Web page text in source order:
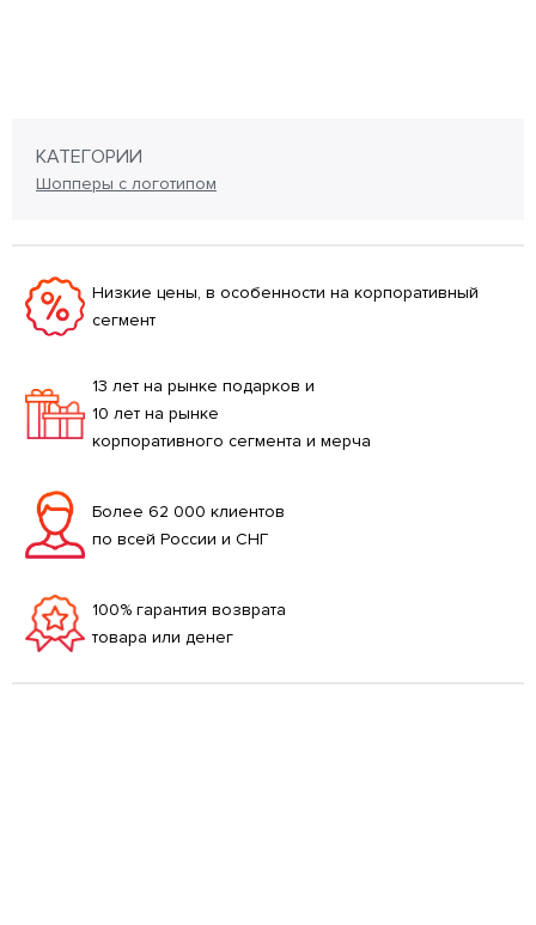
КАТЕГОРИИ
Шопперы с логотипом
Низкие цены, в особенности на корпоративный
сегмент
13 лет на рынке подарков и
10 лет на рынке
корпоративного сегмента и мерча
Более 62 000 клиентов
по всей России и СНГ
100% гарантия возврата
товара или денег